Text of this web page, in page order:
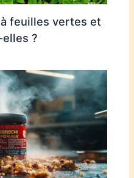
feuilles vertes et
?